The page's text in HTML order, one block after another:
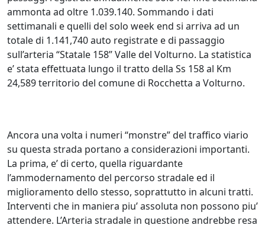
ammonta ad oltre 1.039.140. Sommando i dati
settimanali e quelli del solo week end si arriva ad un
totale di 1.141,740 auto registrate e di passaggio
sull’arteria “Statale 158” Valle del Volturno. La statistica
e’ stata effettuata lungo il tratto della Ss 158 al Km
24,589 territorio del comune di Rocchetta a Volturno.
Ancora una volta i numeri “monstre” del traffico viario
su questa strada portano a considerazioni importanti.
La prima, e’ di certo, quella riguardante
l’ammodernamento del percorso stradale ed il
miglioramento dello stesso, soprattutto in alcuni tratti.
Interventi che in maniera piu’ assoluta non possono piu’
attendere. L’Arteria stradale in questione andrebbe resa